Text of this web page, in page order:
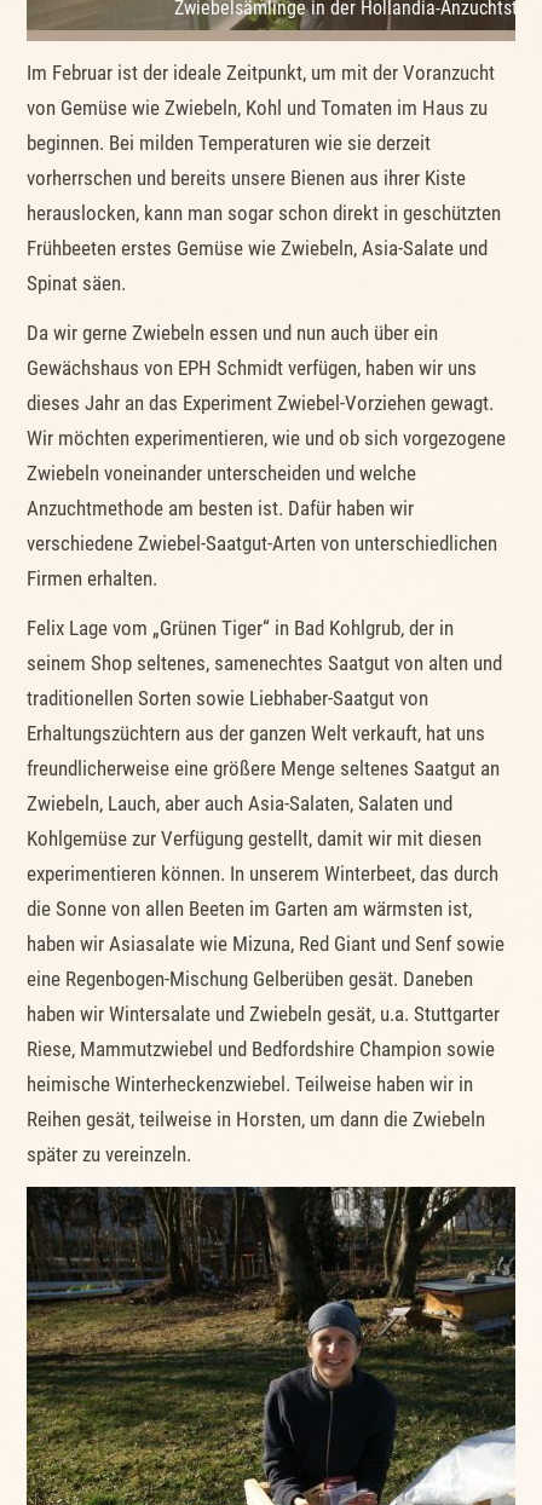
Zwiebelsämlinge in der Hollandia-
Im Februar ist der ideale Zeitpunkt, um mit der Voranzucht
von Gemüse wie Zwiebeln, Kohl und Tomaten im Haus zu
beginnen. Bei milden Temperaturen wie sie derzeit
vorherrschen und bereits unsere Bienen aus ihrer Kiste
herauslocken, kann man sogar schon direkt in geschützten
Frühbeeten erstes Gemüse wie Zwiebeln, Asia-Salate und
Spinat säen.
Da wir gerne Zwiebeln essen und nun auch über ein
Gewächshaus von EPH Schmidt verfügen, haben wir uns
dieses Jahr an das Experiment Zwiebel-Vorziehen gewagt.
Wir möchten experimentieren, wie und ob sich vorgezogene
Zwiebeln voneinander unterscheiden und welche
Anzuchtmethode am besten ist. Dafür haben wir
verschiedene Zwiebel-Saatgut-Arten von unterschiedlichen
Firmen erhalten.
Felix Lage vom „Grünen Tiger“ in Bad Kohlgrub, der in
seinem Shop seltenes, samenechtes Saatgut von alten und
traditionellen Sorten sowie Liebhaber-Saatgut von
Erhaltungszüchtern aus der ganzen Welt verkauft, hat uns
freundlicherweise eine größere Menge seltenes Saatgut an
Zwiebeln, Lauch, aber auch Asia-Salaten, Salaten und
Kohlgemüse zur Verfügung gestellt, damit wir mit diesen
experimentieren können. In unserem Winterbeet, das durch
die Sonne von allen Beeten im Garten am wärmsten ist,
haben wir Asiasalate wie Mizuna, Red Giant und Senf sowie
eine Regenbogen-Mischung Gelberüben gesät. Daneben
haben wir Wintersalate und Zwiebeln gesät, u.a. Stuttgarter
Riese, Mammutzwiebel und Bedfordshire Champion sowie
heimische Winterheckenzwiebel. Teilweise haben wir in
Reihen gesät, teilweise in Horsten, um dann die Zwiebeln
später zu vereinzeln.